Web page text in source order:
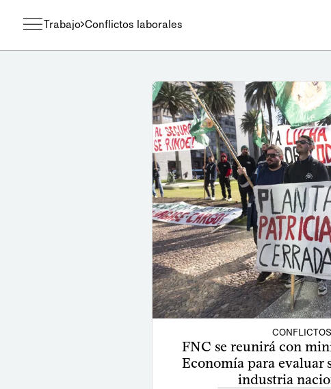
Trabajo Conflictos laborales
FNC se reunirá con
Economía para evaluar
industria